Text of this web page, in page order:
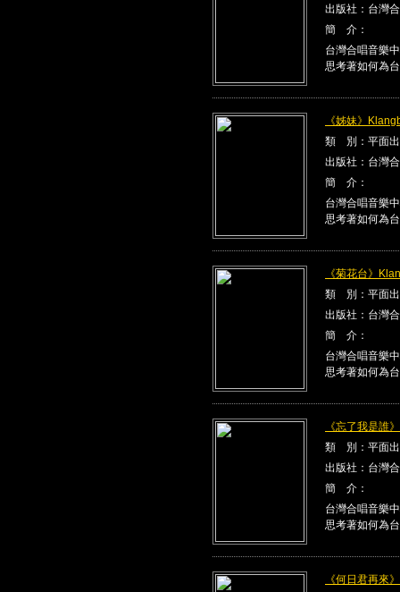
出版社：台灣
簡 介：
台灣合唱音樂
思考著如何為
《姊妹》
類 別：平面
出版社：台灣
簡 介：
台灣合唱音樂
思考著如何為
《菊花台》
類 別：平面
出版社：台灣
簡 介：
台灣合唱音樂
思考著如何為
《忘了我是誰
類 別：平面
出版社：台灣
簡 介：
台灣合唱音樂
思考著如何為
《何日君再來